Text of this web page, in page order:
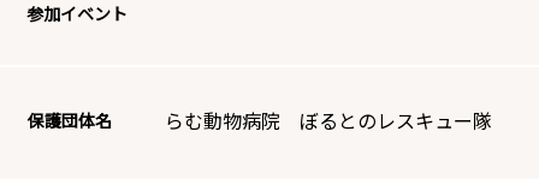
参加イベント
保護団体名 らむ動物病院 ぼるとのレスキュー隊